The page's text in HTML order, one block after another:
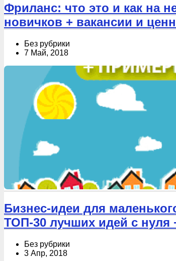
Фриланс: что это и как на
новичков + вакансии и
Без рубрики
7 Май, 2018
Бизнес-идеи для
ТОП-30 лучших идей с
Без рубрики
3 Апр, 2018